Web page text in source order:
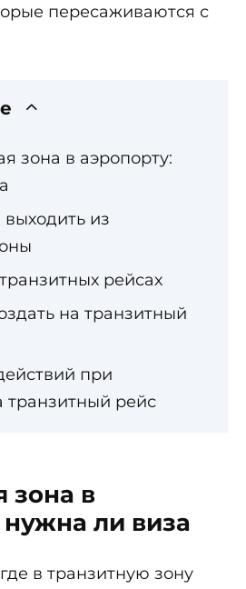
пересаживаются с
зона в аэропорту:
из
рейсах
на транзитный
при
транзитный рейс
зона в
нужна ли виза
в транзитную зону